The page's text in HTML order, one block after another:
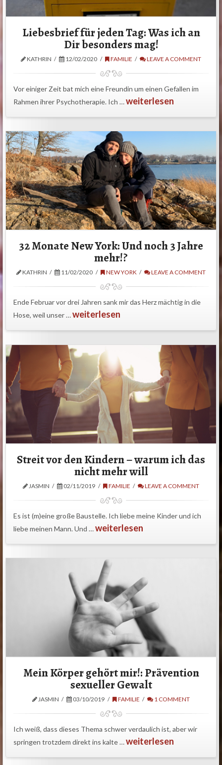
Liebesbrief für jeden Tag: Was ich an
Dir besonders mag!
KATHRIN 12/02/2020 FAMILIE LEAVE A COMMENT
Vor einiger Zeit bat mich eine Freundin um einen Gefallen im
Rahmen ihrer Psychotherapie. Ich …weiterlesen
32 Monate New York: Und noch 3 Jahre
mehr!?
KATHRIN 11/02/2020 NEW YORK LEAVE A COMMENT
Ende Februar vor drei Jahren sank mir das Herz mächtig in die
Hose, weil unser …weiterlesen
Streit vor den Kindern – warum ich das
nicht mehr will
JASMIN 02/11/2019 FAMILIE LEAVE A COMMENT
Es ist (m)eine große Baustelle. Ich liebe meine Kinder und ich
liebe meinen Mann. Und …weiterlesen
Mein Körper gehört mir!: Prävention
sexueller Gewalt
JASMIN 03/10/2019 FAMILIE 1 COMMENT
Ich weiß, dass dieses Thema schwer verdaulich ist, aber wir
springen trotzdem direkt ins kalte …weiterlesen